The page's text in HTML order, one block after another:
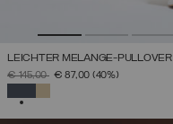
LEICHTER MELANGE-PULLOVER
PREIS REDUZIERT VON
€ 145,00AUF
€ 87,00 (40%)